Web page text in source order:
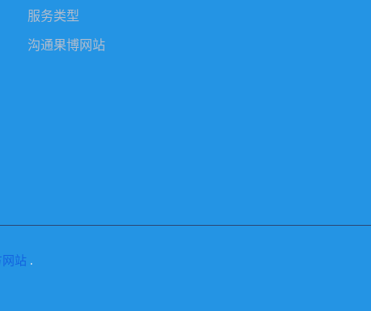
服务类型
沟通果博网站
站 .